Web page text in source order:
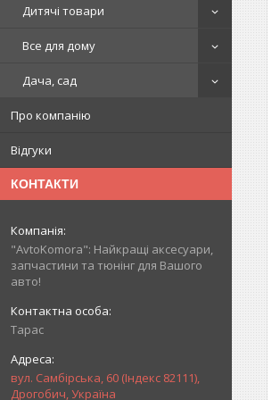
Дитячі товари
Все для дому
Дача, сад
Про компанію
Відгуки
КОНТАКТИ
"AvtoKomora": Найкращі аксесуари,
запчастини та тюнінг для Вашого
авто!
Тарас
вул. Самбірська, 60 (Індекс 82111),
Дрогобич, Україна